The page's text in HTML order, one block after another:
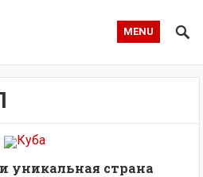
MENU
уникальная страна